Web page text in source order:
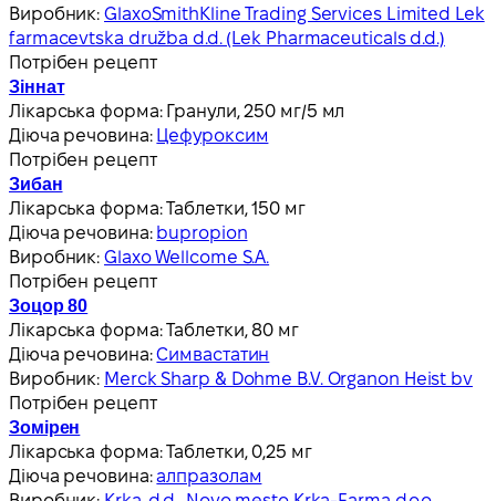
Виробник:GlaxoSmithKline Trading Services Limited Lek
farmacevtska družba d.d. (Lek Pharmaceuticals d.d.)
Потрібен рецепт
Зіннат
Лікарська форма: Гранули, 250 мг/5 мл
Діюча речовина: Цефуроксим
Потрібен рецепт
Зибан
Лікарська форма:Таблетки, 150 мг
Діюча речовина: bupropion
Виробник:Glaxo Wellcome S.A.
Потрібен рецепт
Зоцор 80
Лікарська форма:Таблетки, 80 мг
Діюча речовина:Симвастатин
Виробник: Merck Sharp & Dohme B.V. Organon Heist bv
Потрібен рецепт
Зомірен
Лікарська форма:Таблетки, 0,25 мг
Діюча речовина:алпразолам